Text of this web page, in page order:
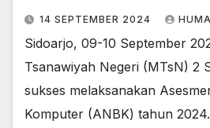
14 SEPTEMBER 2024
Sidoarjo, 09-10 September
Tsanawiyah Negeri (MTsN) 2
sukses melaksanakan
Komputer (ANBK) tahun